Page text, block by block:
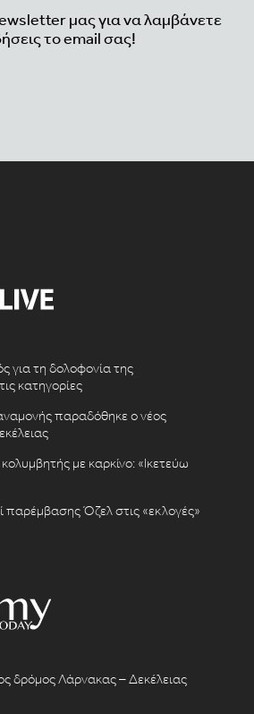
μας για να λαμβάνετε
το email σας!
για τη δολοφονία της
κατηγορίες
παραδόθηκε ο νέος
με καρκίνο: «Ικετεύω
παρέμβασης Όζελ στις «εκλογές»
δρόμος Λάρνακας – Δεκέλειας